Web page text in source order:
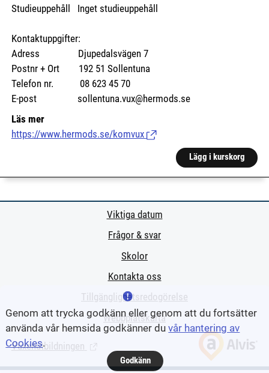
Studieuppehåll Inget studieuppehåll
Kontaktuppgifter:
Adress Djupedalsvägen 7
Postnr + Ort 192 51 Sollentuna
Telefon nr. 08 623 45 70
E-post sollentuna.vux@hermods.se
Läs mer
https://www.hermods.se/komvux (Länk till extern sida.)
Lägg i kurskorg
Viktiga datum
Frågor & svar
Skolor
Kontakta oss
Tillgänglighetsredogörelse
Webbplatskarta
Vuxenutbildningen (Länk till extern sida.)
Genom att trycka godkänn eller genom att du fortsätter
använda vår hemsida godkänner duvår hantering av
Cookies.
Godkänn